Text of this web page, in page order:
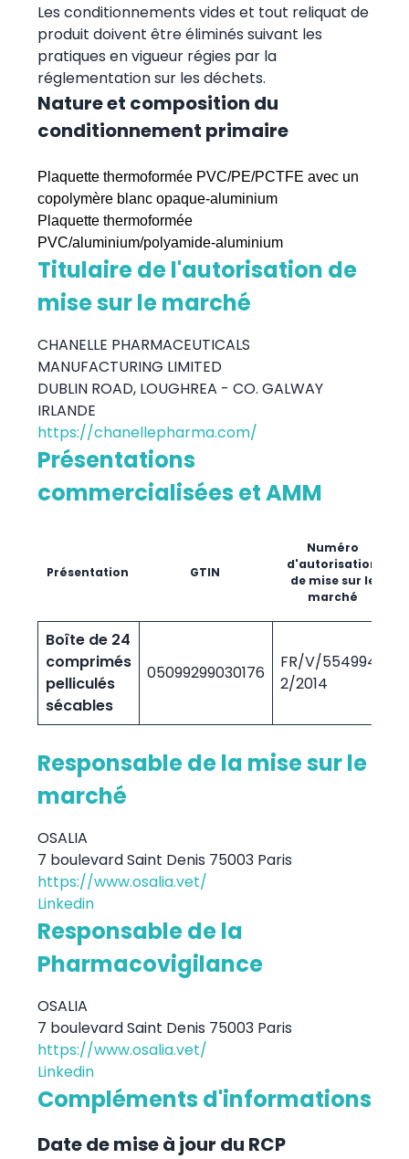
Les conditionnements vides et tout reliquat de
produit doivent être éliminés suivant les
pratiques en vigueur régies par la
réglementation sur les déchets.
Nature et composition du
conditionnement primaire
Plaquette thermoformée PVC/PE/PCTFE avec un
copolymère blanc opaque-aluminium
Plaquette thermoformée
PVC/aluminium/polyamide-aluminium
Titulaire de l'autorisation de
mise sur le marché
CHANELLE PHARMACEUTICALS
MANUFACTURING LIMITED
DUBLIN ROAD, LOUGHREA - CO. GALWAY
IRLANDE
https://chanellepharma.com/
Présentations
commercialisées et AMM
Présentation GTIN
Numéro
d'autorisation
de mise sur le
marché
Boîte de 24
comprimés
pelliculés
sécables
05099299030176
FR/V/5549946
2/2014
Responsable de la mise sur le
marché
OSALIA
7 boulevard Saint Denis 75003 Paris
https://www.osalia.vet/
Linkedin
Responsable de la
Pharmacovigilance
OSALIA
7 boulevard Saint Denis 75003 Paris
https://www.osalia.vet/
Linkedin
Compléments d'informations
Date de mise à jour du RCP